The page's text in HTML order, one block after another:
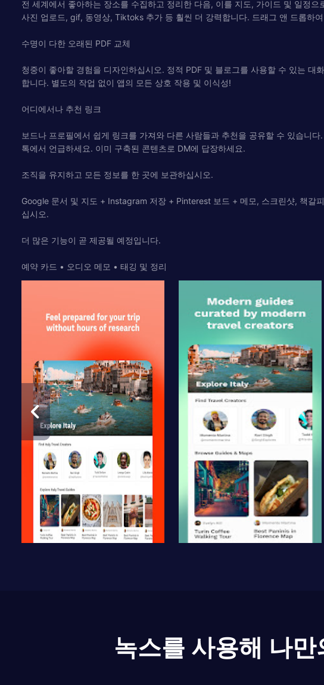
전 세계에서 좋아하는 장소를 수집하고 정리한 다음, 이를 지도, 가이드 및 일정
사진 업로드, gif, 동영상, Tiktoks 추가 등 훨씬 더 강력합니다. 드래그 앤 드롭하
수명이 다한 오래된 PDF 교체
청중이 좋아할 경험을 디자인하십시오. 정적 PDF 및 블로그를 사용할 수 있는
합니다. 별도의 작업 없이 앱의 모든 상호 작용 및 이식성!
어디에서나 추천 링크
보드나 프로필에서 쉽게 링크를 가져와 다른 사람들과 추천을 공유할 수 있습니
톡에서 언급하세요. 이미 구축된 콘텐츠로 DM에 답장하세요.
조직을 유지하고 모든 정보를 한 곳에 보관하십시오.
Google 문서 및 지도 + Instagram 저장 + Pinterest 보드 + 메모, 스크린샷, 책갈
십시오.
더 많은 기능이 곧 제공될 예정입니다.
예약 카드 • 오디오 메모 • 태깅 및 정리
녹스를 사용해 나